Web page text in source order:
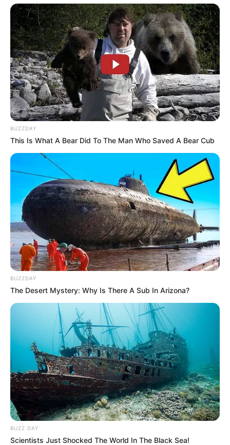
BUZZDAY
This Is What A Bear Did To The Man Who Saved A Bear Cub
BUZZDAY
The Desert Mystery: Why Is There A Sub In Arizona?
BUZZ DAY
Scientists Just Shocked The World In The Black Sea!